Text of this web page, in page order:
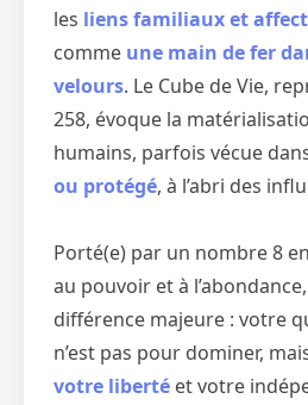
les liens familiaux et
comme une main de fer
velours. Le Cube de Vie,
258, évoque la
humains, parfois vécue
ou protégé, à l’abri des
Porté(e) par un nombre 8
au pouvoir et à
différence majeure : votre
n’est pas pour dominer,
votre liberté et votre